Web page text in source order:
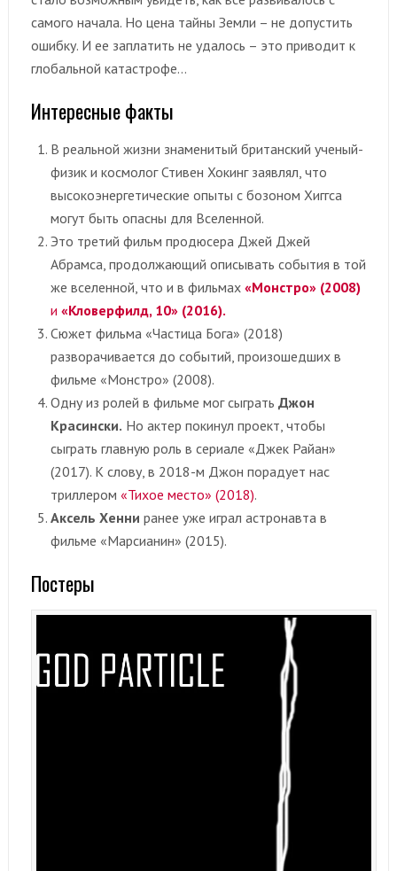
самого начала. Но цена тайны Земли – не допустить
ошибку. И ее заплатить не удалось – это приводит к
глобальной катастрофе…
Интересные факты
В реальной жизни знаменитый британский ученый-
физик и космолог Стивен Хокинг заявлял, что
высокоэнергетические опыты с бозоном Хиггса
могут быть опасны для Вселенной.
Это третий фильм продюсера Джей Джей
Абрамса, продолжающий описывать события в той
же вселенной, что и в фильмах«Монстро» (2008)
и «Кловерфилд, 10» (2016).
Сюжет фильма «Частица Бога» (2018)
разворачивается до событий, произошедших в
фильме «Монстро» (2008).
Одну из ролей в фильме мог сыграть Джон
Красински. Но актер покинул проект, чтобы
сыграть главную роль в сериале «Джек Райан»
(2017). К слову, в 2018-м Джон порадует нас
триллером «Тихое место» (2018).
Аксель Хенни ранее уже играл астронавта в
фильме «Марсианин» (2015).
Постеры